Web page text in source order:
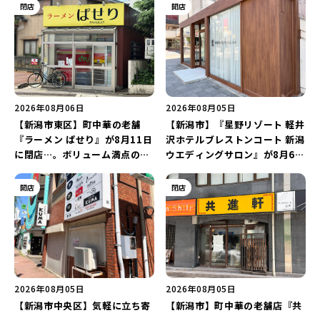
閉店
2026年08月06日
【新潟市東区】町中華の老舗
『ラーメン ぱせり』が8月11日
に閉店…。ボリューム満点の名
開店
2026年08月05日
【新潟市】『星野リゾート 軽井
沢ホテルブレストンコート 新潟
ウエディングサロン』が8月6日
グを万代で相談しよう♪
開店
2026年08月05日
【新潟市中央区】気軽に立ち寄
閉店
2026年08月05日
【新潟市】町中華の老舗店『共